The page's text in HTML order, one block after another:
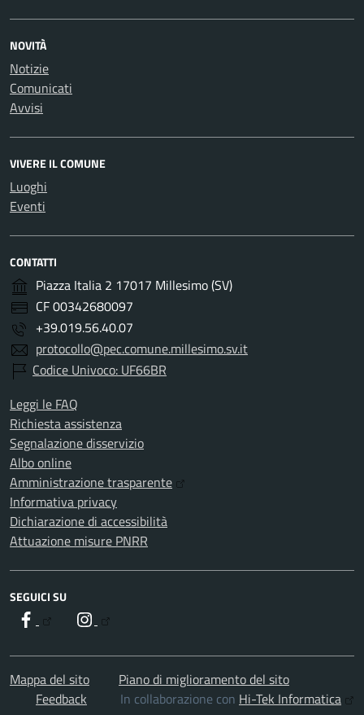
NOVITÀ
Notizie
Comunicati
Avvisi
VIVERE IL COMUNE
Luoghi
Eventi
CONTATTI
Piazza Italia 2 17017 Millesimo (SV)
CF 00342680097
+39.019.56.40.07
protocollo@pec.comune.millesimo.sv.it
Codice Univoco: UF66BR
Leggi le FAQ
Richiesta assistenza
Segnalazione disservizio
Albo online
Amministrazione trasparente
Informativa privacy
Dichiarazione di accessibilità
Attuazione misure PNRR
SEGUICI SU
Facebook Instagram
Mappa del sito
Piano di miglioramento del sito
Feedback
In collaborazione con Hi-Tek Informatica